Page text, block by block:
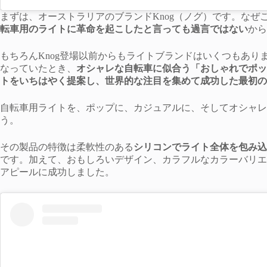
まずは、オーストラリアのブランドKnog（ノグ）です。な
転車用のライトに革命を起こしたと言っても過言ではないか
もちろんKnog登場以前からもライトブランドはいくつもあ
なっていたとき、 オシャレな自転車に似合う「おしゃれでポ
トをいちはやく提案し、世界的な注目を集めて成功した最初
自転車用ライトを、ポップに、カジュアルに、そしてオシャ
う。
その製品の特徴は柔軟性のある シリコンでライト全体を包み
です。加えて、おもしろいデザイン、カラフルなカラーバリ
アピールに成功しました。